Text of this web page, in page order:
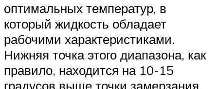
оптимальных температур, в
который жидкость обладает
рабочими характеристиками.
Нижняя точка этого диапазона, как
правило, находится на 10-15
градусов выше точки замерзания.